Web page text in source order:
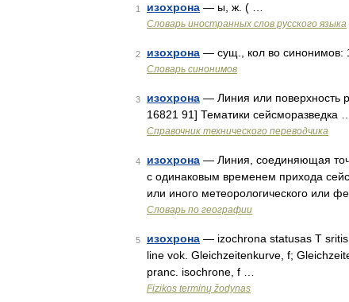
1 изохрона — ы, ж. ( …
Словарь иностранных слов русского языка
2 изохрона — сущ., кол во синонимов:
Словарь синонимов
3 изохрона — Линия или поверхность
16821 91] Тематики сейсморазведка …
Справочник технического переводчика
4 изохрона — Линия, соединяющая
с одинаковым временем прихода
или иного метеорологического или
Словарь по географии
5 изохрона — izochrona statusas T
line vok. Gleichzeitenkurve, f;
pranc. isochrone, f …
Fizikos terminų žodynas